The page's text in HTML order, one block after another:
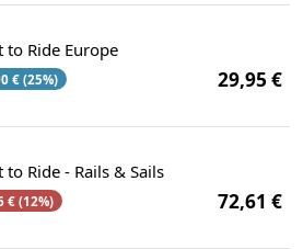
to Ride Europe
€ (25%) 29,95 €
to Ride - Rails & Sails
€ (12%) 72,61 €